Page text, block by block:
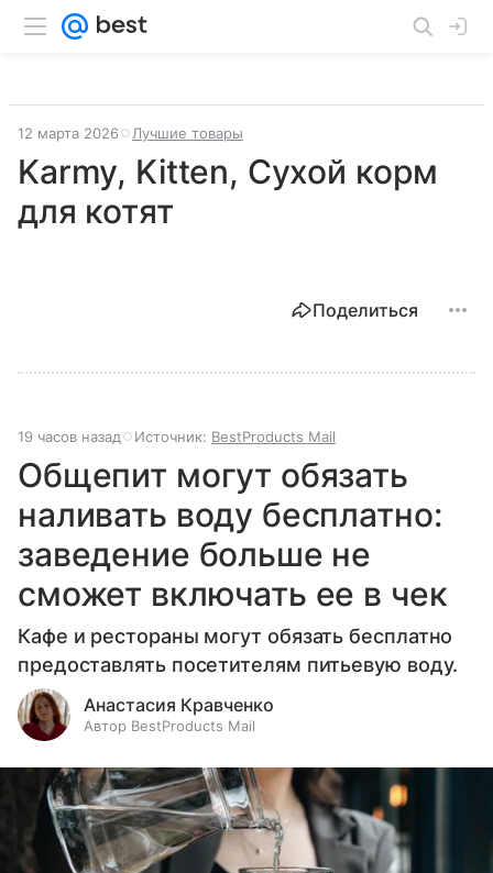
12 марта 2026 Лучшие товары
Karmy, Kitten, Сухой корм
для котят
Поделиться
19 часов назад Источник: BestProducts Mail
Общепит могут обязать
наливать воду бесплатно:
заведение больше не
сможет включать ее в чек
Кафе и рестораны могут обязать бесплатно
предоставлять посетителям питьевую воду.
Анастасия Кравченко
Автор BestProducts Mail